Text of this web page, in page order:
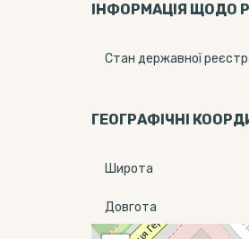
ІНФОРМАЦІЯ ЩОДО
Стан державної
ГЕОГРАФІЧНІ
Широта
Довгота